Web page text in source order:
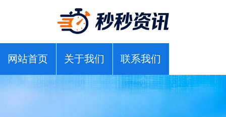
网站首页 关于我们 联系我们